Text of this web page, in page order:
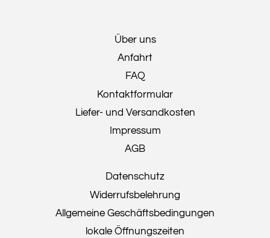
Über uns
Anfahrt
FAQ
Kontaktformular
Liefer- und Versandkosten
Impressum
AGB
Datenschutz
Widerrufsbelehrung
Allgemeine Geschäftsbedingungen
lokale Öffnungszeiten